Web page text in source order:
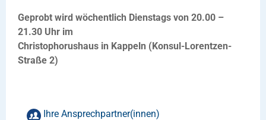
Geprobt wird wöchentlich Dienstags von 20.00 –
21.30 Uhr im
Christophorushaus in Kappeln (Konsul-Lorentzen-
Straße 2)
Ihre Ansprechpartner(innen)